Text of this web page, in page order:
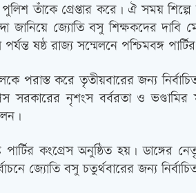
তাঁকে গ্রেপ্তার করে। ঐ সময়
জানিয়ে জ্যোতি বসু শিক্ষকদের
ষষ্ঠ রাজ্য সম্মেলনে পশ্চিমবঙ্গ
পরাস্ত করে তৃতীয়বারের জন্য
নৃশংস বর্বরতা ও
কংগ্রেস অনুষ্ঠিত হয়।
জ্যোতি বসু চতুর্থবারের জন্য